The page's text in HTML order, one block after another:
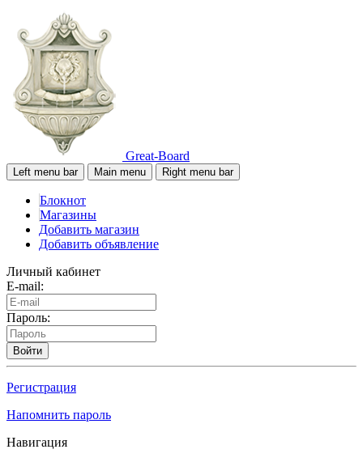
Great-Board
Left menu bar Main menu Right menu bar
Блокнот
Магазины
Добавить магазин
Добавить объявление
Личный кабинет
E-mail:
Пароль:
Войти
Регистрация
Напомнить пароль
Навигация